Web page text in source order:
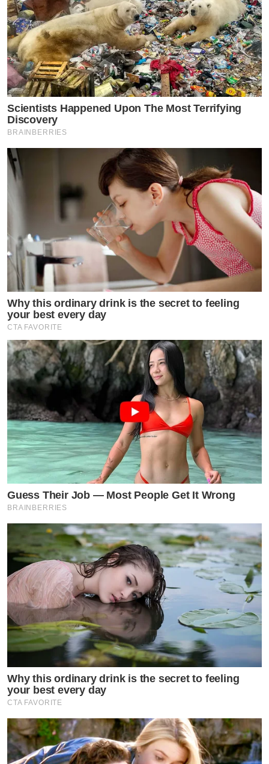
by TVPOOL ONLINE
Scientists Happened Upon The Most Terrifying
Discovery
BRAINBERRIES
Why this ordinary drink is the secret to feeling
your best every day
CTA FAVORITE
Guess Their Job — Most People Get It Wrong
BRAINBERRIES
Why this ordinary drink is the secret to feeling
your best every day
CTA FAVORITE